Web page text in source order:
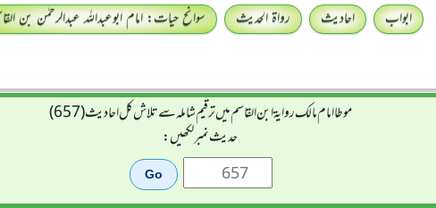
ابواب احادیث رواۃ الحدیث
سوانح حیات: امام ابوعبداللہ عبدالرحمٰن بن
موطا امام مالك رواية ابن القاسم میں ترقیم شاملہ سے تلاش کل احادیث (657)
حدیث نمبر لکھیں: